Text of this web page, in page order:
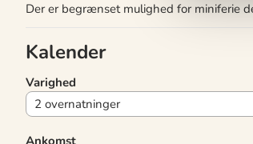
Der er begrænset mulighed for miniferie
Kalender
Ankomst
Varighed